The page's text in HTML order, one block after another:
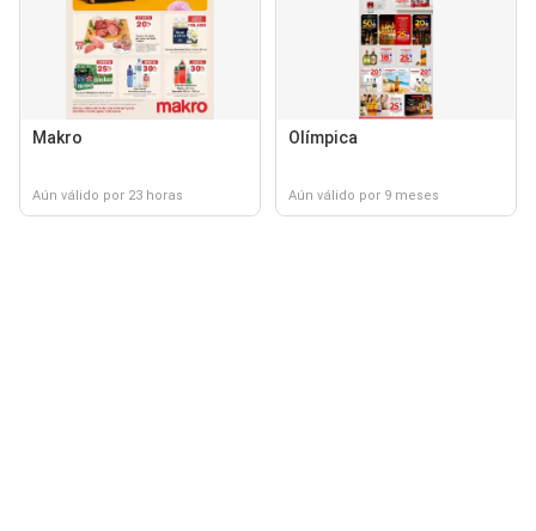
Makro
Aún válido por 23 horas
Olímpica
Aún válido por 9 meses